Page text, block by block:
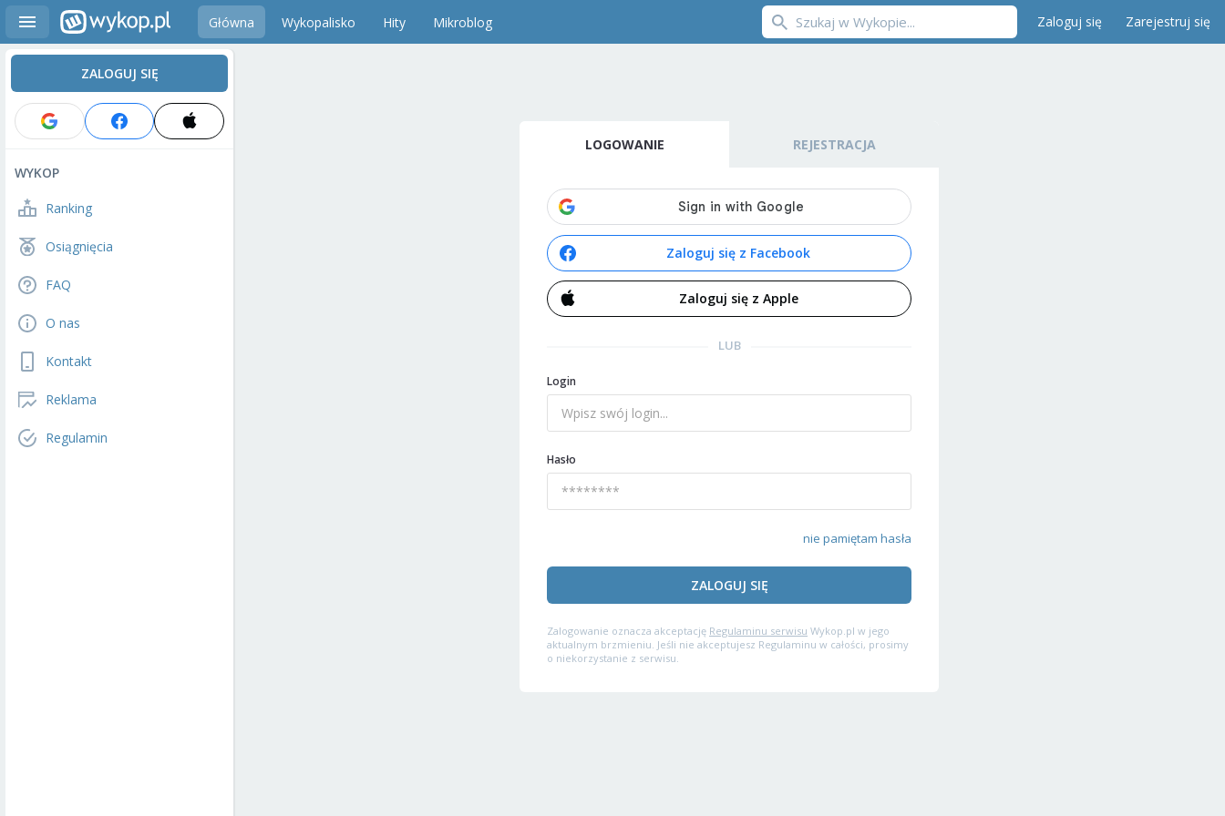
Główna Wykopalisko Hity Mikroblog Zaloguj się Zarejestruj się
ZALOGUJ SIĘ
WYKOP
Ranking
Osiągnięcia
FAQ
O nas
Kontakt
Reklama
Regulamin
LOGOWANIE REJESTRACJA
Zaloguj się z Facebook
Zaloguj się z Apple
LUB
Login
Hasło
nie pamiętam hasła
ZALOGUJ SIĘ
Zalogowanie oznacza akceptację Regulaminu serwisu Wykop.pl w jego
aktualnym brzmieniu. Jeśli nie akceptujesz Regulaminu w całości, prosimy
o niekorzystanie z serwisu.